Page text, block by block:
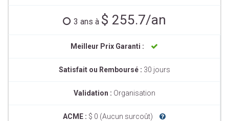
3 ans à $ 255.7/an
Meilleur Prix Garanti :
Satisfait ou Remboursé : 30 jours
Validation : Organisation
ACME : $ 0 (Aucun surcoût)